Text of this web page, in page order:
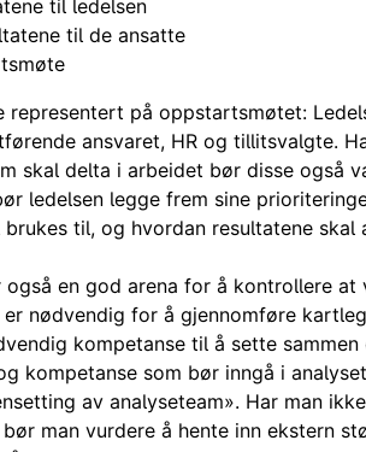
til ledelsen
til de ansatte
på oppstartsmøtet:
ansvaret, HR og tillitsvalgte.
skal delta i arbeidet bør disse også
ledelsen legge frem sine
til, og hvordan resultatene skal
en god arena for å kontrollere at
er nødvendig for å gjennomføre
kompetanse til å sette
kompetanse som bør inngå i
av analyseteam». Har man
man vurdere å hente inn ekstern